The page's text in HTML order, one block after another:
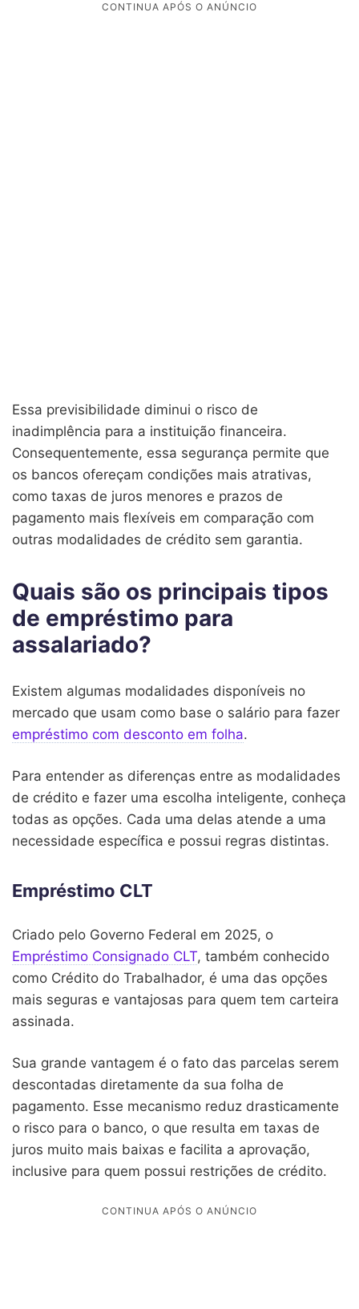
Essa previsibilidade diminui o risco de
inadimplência para a instituição financeira.
Consequentemente, essa segurança permite que
os bancos ofereçam condições mais atrativas,
como taxas de juros menores e prazos de
pagamento mais flexíveis em comparação com
outras modalidades de crédito sem garantia.
Quais são os principais tipos
de empréstimo para
assalariado?
Existem algumas modalidades disponíveis no
mercado que usam como base o salário para fazer
empréstimo com desconto em folha.
Para entender as diferenças entre as modalidades
de crédito e fazer uma escolha inteligente, conheça
todas as opções. Cada uma delas atende a uma
necessidade específica e possui regras distintas.
Empréstimo CLT
Criado pelo Governo Federal em 2025, o
Empréstimo Consignado CLT, também conhecido
como Crédito do Trabalhador, é uma das opções
mais seguras e vantajosas para quem tem carteira
assinada.
Sua grande vantagem é o fato das parcelas serem
descontadas diretamente da sua folha de
pagamento. Esse mecanismo reduz drasticamente
o risco para o banco, o que resulta em taxas de
juros muito mais baixas e facilita a aprovação,
inclusive para quem possui restrições de crédito.